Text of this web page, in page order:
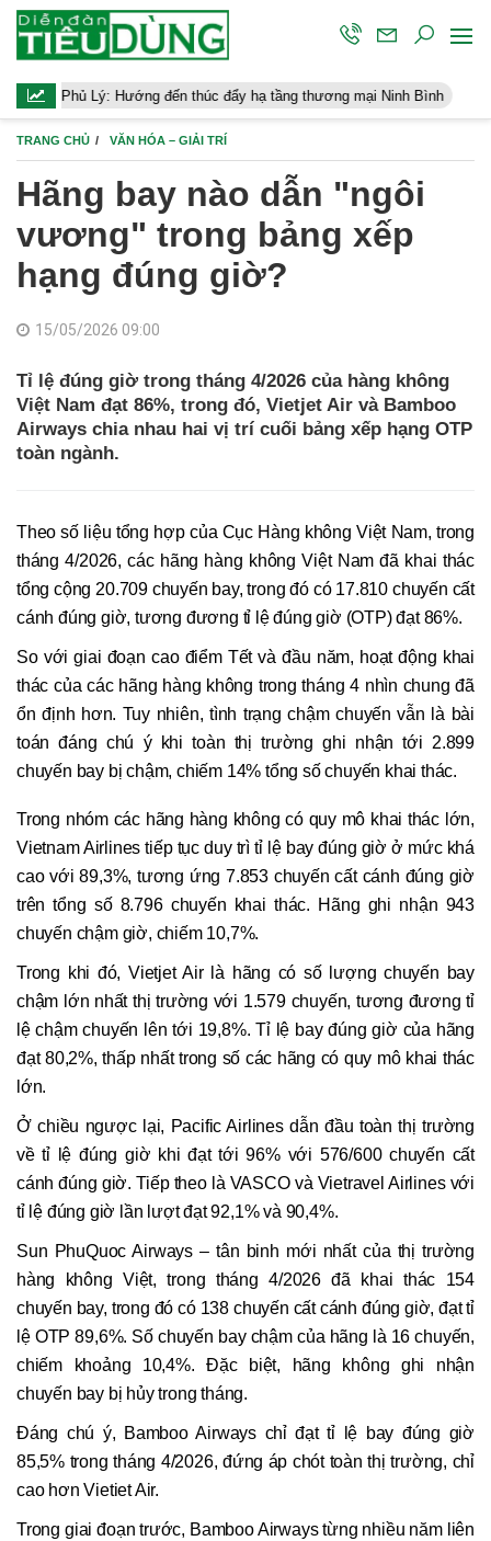
Hướng đến thúc đẩy hạ tầng thương mại Ninh Bình Điều hành
TRANG CHỦ VĂN HÓA – GIẢI TRÍ
Hãng bay nào dẫn "ngôi
vương" trong bảng xếp
hạng đúng giờ?
15/05/2026 09:00
Tỉ lệ đúng giờ trong tháng 4/2026 của hàng không
Việt Nam đạt 86%, trong đó, Vietjet Air và Bamboo
Airways chia nhau hai vị trí cuối bảng xếp hạng OTP
toàn ngành.
Theo số liệu tổng hợp của Cục Hàng không Việt Nam, trong
tháng 4/2026, các hãng hàng không Việt Nam đã khai thác
tổng cộng 20.709 chuyến bay, trong đó có 17.810 chuyến cất
cánh đúng giờ, tương đương tỉ lệ đúng giờ (OTP) đạt 86%.
So với giai đoạn cao điểm Tết và đầu năm, hoạt động khai
thác của các hãng hàng không trong tháng 4 nhìn chung đã
ổn định hơn. Tuy nhiên, tình trạng chậm chuyến vẫn là bài
toán đáng chú ý khi toàn thị trường ghi nhận tới 2.899
chuyến bay bị chậm, chiếm 14% tổng số chuyến khai thác.
Trong nhóm các hãng hàng không có quy mô khai thác lớn,
Vietnam Airlines tiếp tục duy trì tỉ lệ bay đúng giờ ở mức khá
cao với 89,3%, tương ứng 7.853 chuyến cất cánh đúng giờ
trên tổng số 8.796 chuyến khai thác. Hãng ghi nhận 943
chuyến chậm giờ, chiếm 10,7%.
Trong khi đó, Vietjet Air là hãng có số lượng chuyến bay
chậm lớn nhất thị trường với 1.579 chuyến, tương đương tỉ
lệ chậm chuyến lên tới 19,8%. Tỉ lệ bay đúng giờ của hãng
đạt 80,2%, thấp nhất trong số các hãng có quy mô khai thác
lớn.
Ở chiều ngược lại, Pacific Airlines dẫn đầu toàn thị trường
về tỉ lệ đúng giờ khi đạt tới 96% với 576/600 chuyến cất
cánh đúng giờ. Tiếp theo là VASCO và Vietravel Airlines với
tỉ lệ đúng giờ lần lượt đạt 92,1% và 90,4%.
Sun PhuQuoc Airways – tân binh mới nhất của thị trường
hàng không Việt, trong tháng 4/2026 đã khai thác 154
chuyến bay, trong đó có 138 chuyến cất cánh đúng giờ, đạt tỉ
lệ OTP 89,6%. Số chuyến bay chậm của hãng là 16 chuyến,
chiếm khoảng 10,4%. Đặc biệt, hãng không ghi nhận
chuyến bay bị hủy trong tháng.
Đáng chú ý, Bamboo Airways chỉ đạt tỉ lệ bay đúng giờ
85,5% trong tháng 4/2026, đứng áp chót toàn thị trường, chỉ
cao hơn Vietiet Air.
Trong giai đoạn trước, Bamboo Airways từng nhiều năm liên